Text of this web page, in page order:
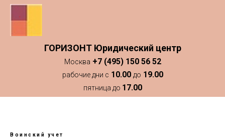
ГОРИЗОНТ Юридический центр
Москва +7 (495) 150 56 52
рабочие дни с 10.00 до 19.00
пятница до 17.00
Воинский учет